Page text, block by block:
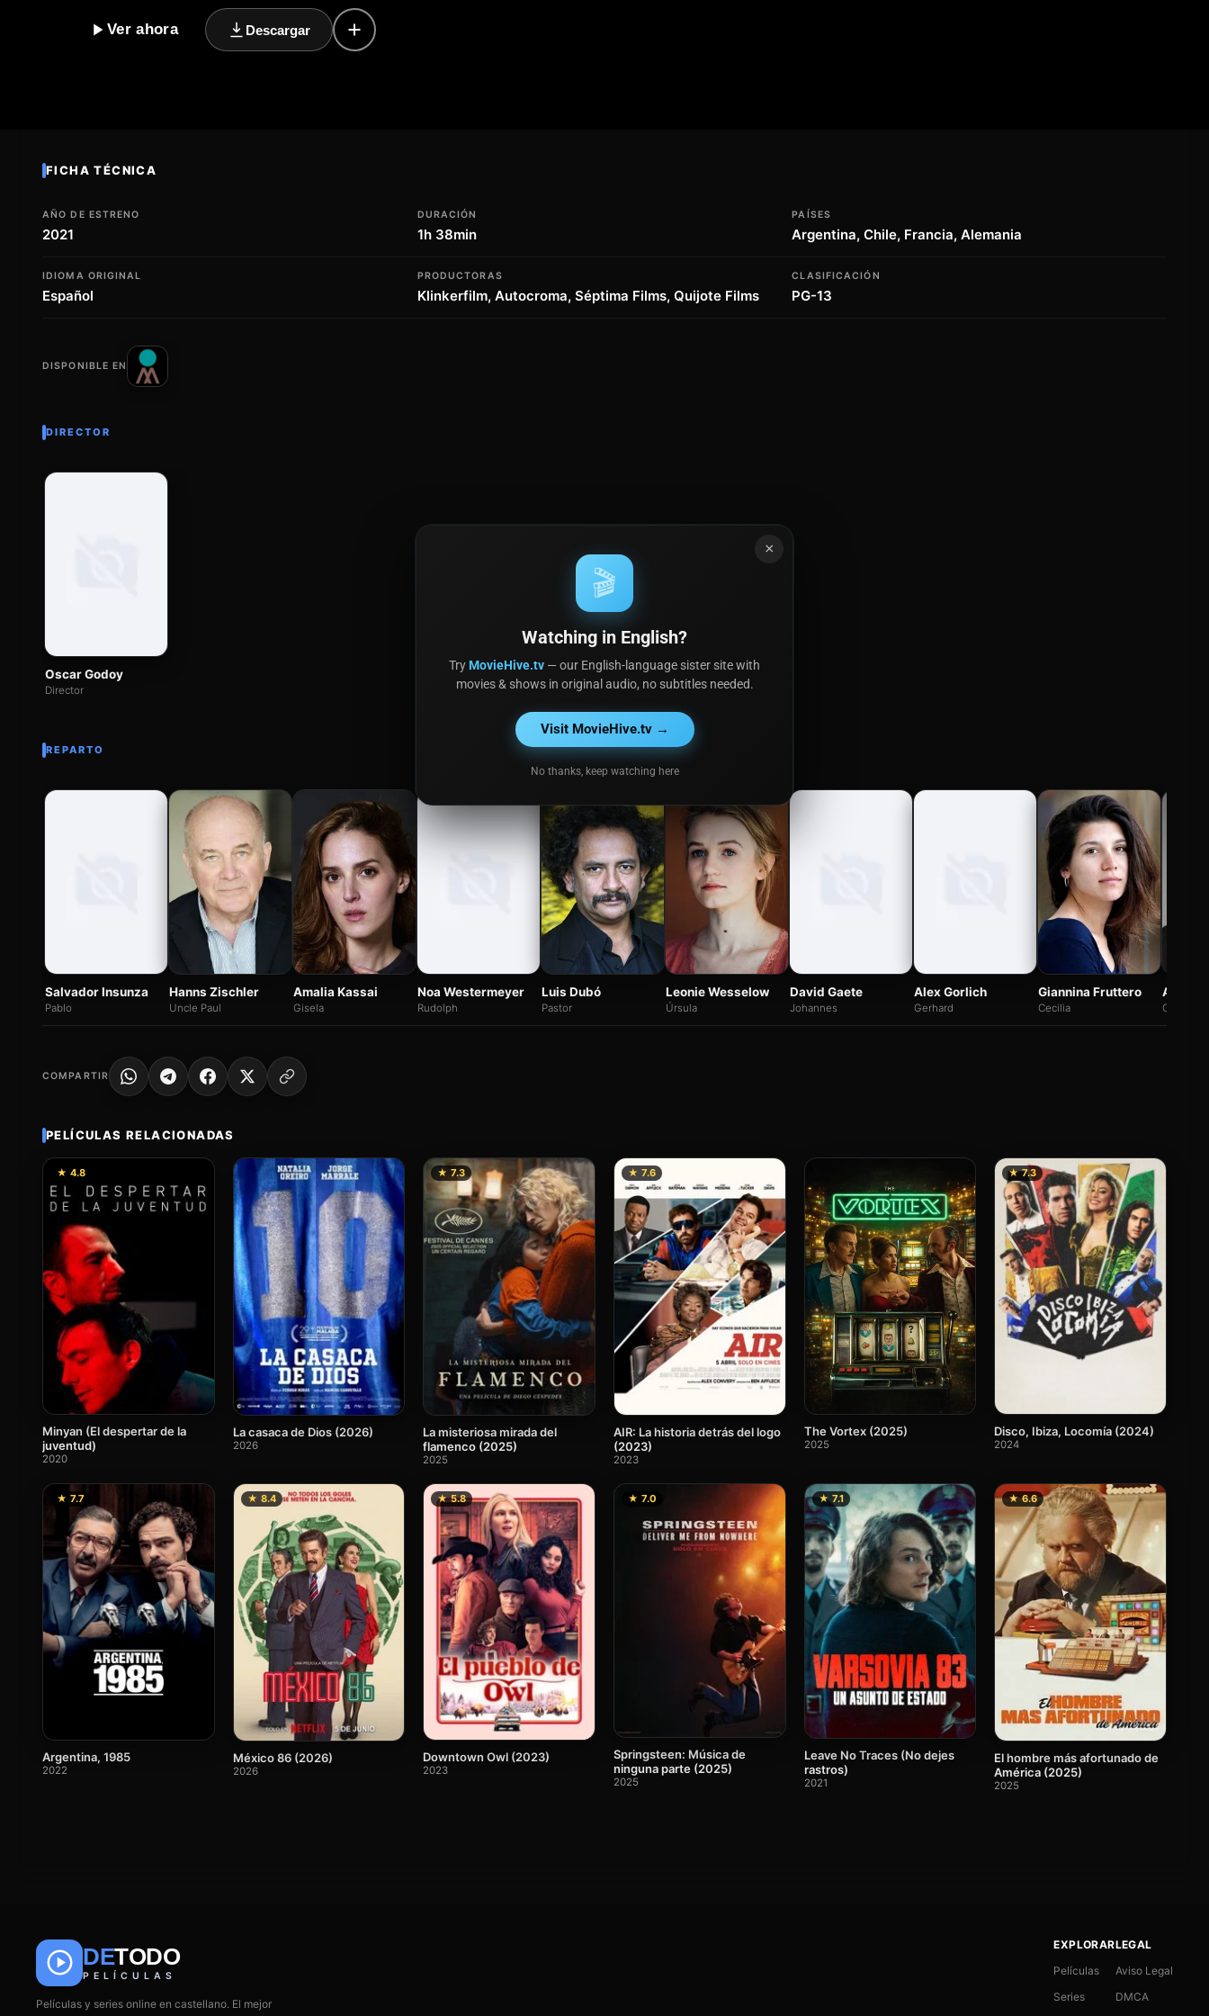
superar incluso las adversidades más difíciles. Con un ritmo intenso y emocional, esta película
os sumergirá en un mundo de contrastes, donde la oscuridad y la luz se entrelazan en un baile
Ver ahora Descargar
FICHA TÉCNICA
AÑO DE ESTRENO
2021
DURACIÓN
1h 38min
PAÍSES
Argentina, Chile, Francia, Alemania
IDIOMA ORIGINAL
Español
PRODUCTORAS
Klinkerfilm, Autocroma, Séptima Films, Quijote Films
CLASIFICACIÓN
PG-13
DISPONIBLE EN
DIRECTOR
Oscar Godoy
Director
REPARTO
Salvador Insunza
Pablo
Hanns Zischler
Uncle Paul
Amalia Kassai
Gisela
Noa Westermeyer
Rudolph
Luis Dubó
Pastor
Leonie Wesselow
Úrsula
David Gaete
Johannes
Alex Gorlich
Gerhard
Giannina Fruttero
Cecilia Colonel
COMPARTIR
PELÍCULAS RELACIONADAS
★ 4.8
Minyan (El despertar de la
juventud)
2020
La casaca de Dios (2026)
2026
★ 7.3
La misteriosa mirada del
flamenco (2025)
2025
★ 7.6
AIR: La historia detrás del logo
(2023)
2023
The Vortex (2025)
2025
★ 7.3
Disco, Ibiza, Locomía (2024)
2024
★ 7.7
Argentina, 1985
2022
★ 8.4
México 86 (2026)
2026
★ 5.8
Downtown Owl (2023)
2023
★ 7.0
Springsteen: Música de
ninguna parte (2025)
2025
★ 7.1
Leave No Traces (No dejes
rastros)
2021
★ 6.6
El hombre más afortunado de
América (2025)
2025
DETODO
PELÍCULAS
Películas y series online en castellano. El mejor
EXPLORAR
Películas
Series
LEGAL
Aviso Legal
DMCA
×
🎬
Watching in English?
TryMovieHive.tv — our English-language sister site with
movies & shows in original audio, no subtitles needed.
Visit MovieHive.tv →
No thanks, keep watching here